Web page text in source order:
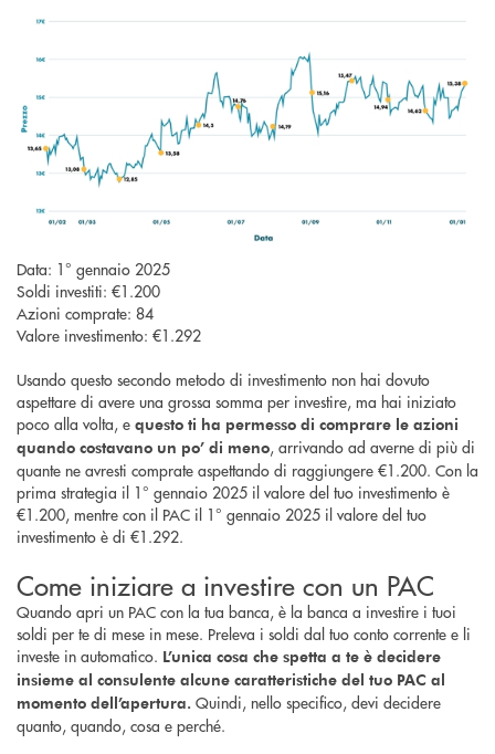
Data: 1° gennaio 2025
Soldi investiti: €1.200
Azioni comprate: 84
Valore investimento: €1.292
Usando questo secondo metodo di investimento non hai dovuto
aspettare di avere una grossa somma per investire, ma hai iniziato
poco alla volta, e questo ti ha permesso di comprare le azioni
quando costavano un po’ di meno, arrivando ad averne di più di
quante ne avresti comprate aspettando di raggiungere €1.200. Con la
prima strategia il 1° gennaio 2025 il valore del tuo investimento è
€1.200, mentre con il PAC il 1° gennaio 2025 il valore del tuo
investimento è di €1.292.
Come iniziare a investire con un PAC
Quando apri un PAC con la tua banca, è la banca a investire i tuoi
soldi per te di mese in mese. Preleva i soldi dal tuo conto corrente e li
investe in automatico. L’unica cosa che spetta a te è decidere
insieme al consulente alcune caratteristiche del tuo PAC al
momento dell’apertura. Quindi, nello specifico, devi decidere
quanto, quando, cosa e perché.